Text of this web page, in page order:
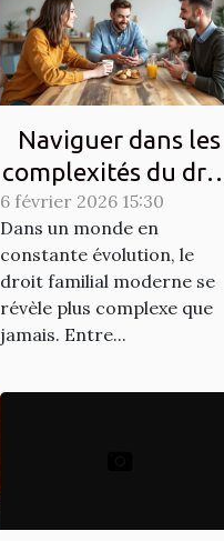
Naviguer dans les
complexités du
familial moderne
6 février 2026 15:30
Dans un monde en
constante évolution, le
droit familial moderne se
révèle plus complexe que
jamais. Entre...